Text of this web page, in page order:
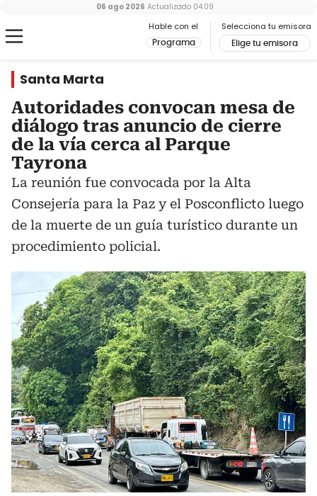
Hable con el
Programa
Selecciona tu emisora
Elige tu emisora
06 ago 2026 Actualizado 04:09
Santa Marta
Autoridades convocan mesa de
diálogo tras anuncio de cierre
de la vía cerca al Parque
Tayrona
La reunión fue convocada por la Alta
Consejería para la Paz y el Posconflicto luego
de la muerte de un guía turístico durante un
procedimiento policial.